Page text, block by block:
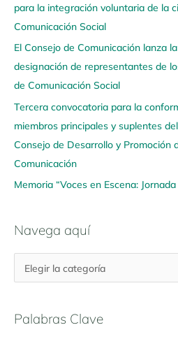
para la integración voluntaria de la
Comunicación Social
El Consejo de Comunicación lanza
designación de representantes de
de Comunicación Social
Tercera convocatoria para la
miembros principales y suplentes
Consejo de Desarrollo y Promoción
Comunicación
Memoria “Voces en Escena:
Navega aquí
a
a
q
u
í
Palabras Clave